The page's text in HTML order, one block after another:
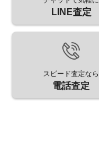
LINE査定
スピード査定なら
電話査定